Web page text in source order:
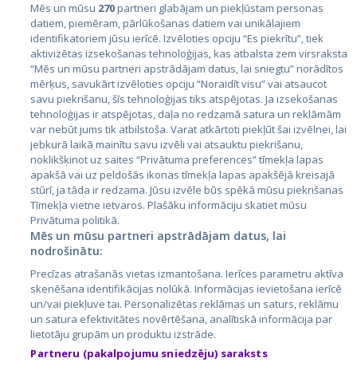
Страны
Эстония
Латвия
Литва
City24.lv
City24.ee
GetaPro.lv
GetaPro.ee
Skelbiu.lt
Autoplius.lt
CVbankas.lt
Kainos.lt
Paslaugos.lt
auto24.ee
Osta.ee
Mēs un mūsu 270partneri glabājam un piekļūstam personas
datiem, piemēram, pārlūkošanas datiem vai unikālajiem
identifikatoriem jūsu ierīcē. Izvēloties opciju “Es piekrītu”, tiek
aktivizētas izsekošanas tehnoloģijas, kas atbalsta zem virsraksta
“Mēs un mūsu partneri apstrādājam datus, lai sniegtu” norādītos
mērķus, savukārt izvēloties opciju “Noraidīt visu” vai atsaucot
savu piekrišanu, šīs tehnoloģijas tiks atspējotas. Ja izsekošanas
tehnoloģijas ir atspējotas, daļa no redzamā satura un reklāmām
var nebūt jums tik atbilstoša. Varat atkārtoti piekļūt šai izvēlnei, lai
jebkurā laikā mainītu savu izvēli vai atsauktu piekrišanu,
noklikšķinot uz saites “Privātuma preferences” tīmekļa lapas
apakšā vai uz peldošās ikonas tīmekļa lapas apakšējā kreisajā
stūrī, ja tāda ir redzama. Jūsu izvēle būs spēkā mūsu piekrišanas
Tīmekļa vietne ietvaros. Plašāku informāciju skatiet mūsu
Privātuma politikā.
Mēs un mūsu partneri apstrādājam datus, lai
nodrošinātu:
Precīzas atrašanās vietas izmantošana. Ierīces parametru aktīva
skenēšana identifikācijas nolūkā. Informācijas ievietošana ierīcē
un/vai piekļuve tai. Personalizētas reklāmas un saturs, reklāmu
un satura efektivitātes novērtēšana, analītiskā informācija par
lietotāju grupām un produktu izstrāde.
Partneru (pakalpojumu sniedzēju) saraksts